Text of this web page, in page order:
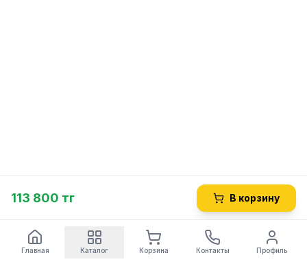
113 800 тг В корзину
Главная Каталог Корзина Контакты Профиль